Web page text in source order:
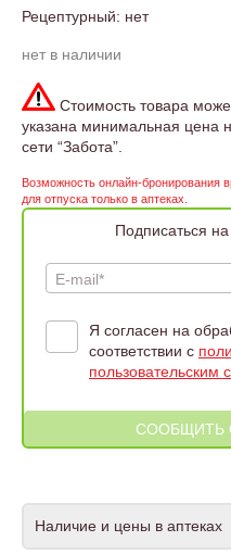
Рецептурный: нет
нет в наличии
Стоимость товара
указана минимальная цена
сети “Забота”.
Возможность онлайн-бронирования
для отпуска только в аптеках.
Подписаться
E-mail*
Я согласен на
соответствии с
пользовательским
Наличие и цены в аптеках